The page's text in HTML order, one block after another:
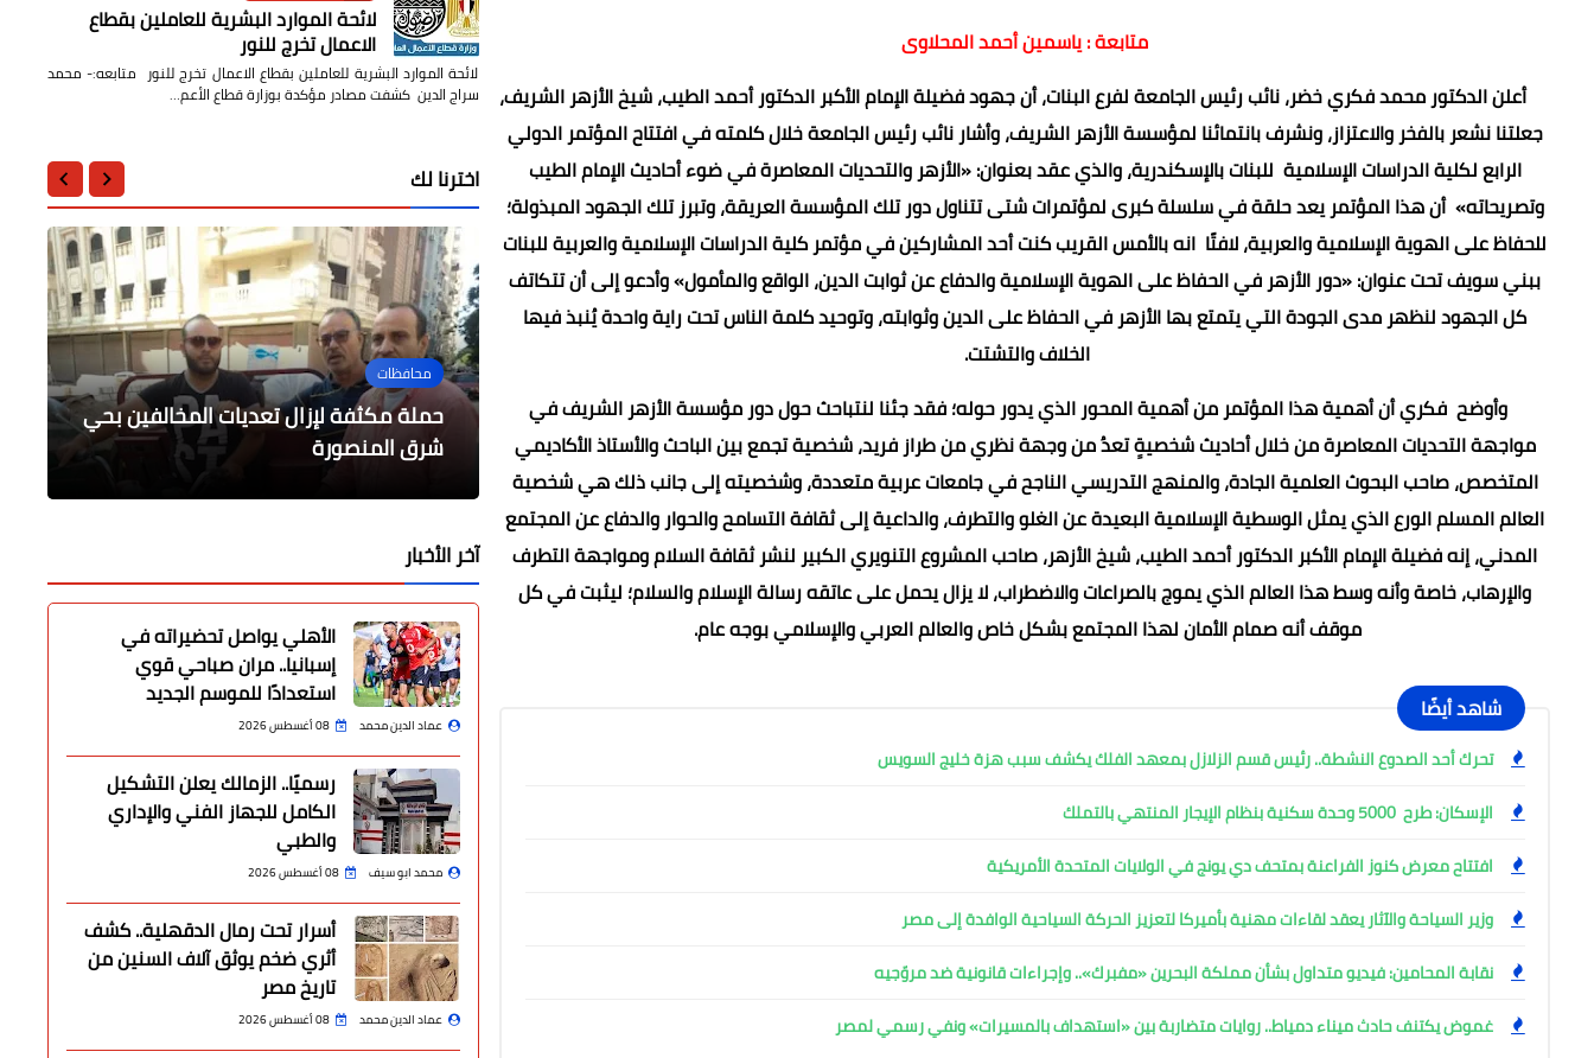
متابعة : ياسمين أحمد المحلاوى
أعلن الدكتور محمد فكري خضر، نائب رئيس الجامعة لفرع البنات، أن جهود فضيلة الإمام الأكبر الدكتور أحمد الطيب، شيخ الأزهر الشريف،
جعلتنا نشعر بالفخر والاعتزاز، ونشرف بانتمائنا لمؤسسة الأزهر الشريف، وأشار نائب رئيس الجامعة خلال كلمته في افتتاح المؤتمر الدولي
الرابع لكلية الدراسات الإسلامية للبنات بالإسكندرية، والذي عقد بعنوان: «الأزهر والتحديات المعاصرة في ضوء أحاديث الإمام الطيب
وتصريحاته» أن هذا المؤتمر يعد حلقة في سلسلة كبرى لمؤتمرات شتى تتناول دور تلك المؤسسة العريقة، وتبرز تلك الجهود المبذولة؛
للحفاظ على الهوية الإسلامية والعربية، لافتًا انه بالأمس القريب كنت أحد المشاركين في مؤتمر كلية الدراسات الإسلامية والعربية للبنات
ببني سويف تحت عنوان: «دور الأزهر في الحفاظ على الهوية الإسلامية والدفاع عن ثوابت الدين، الواقع والمأمول» وأدعو إلى أن تتكاتف
كل الجهود لنظهر مدى الجودة التي يتمتع بها الأزهر في الحفاظ على الدين وثوابته، وتوحيد كلمة الناس تحت راية واحدة يُنبذ فيها
الخلاف والتشتت.
وأوضح فكري أن أهمية هذا المؤتمر من أهمية المحور الذي يدور حوله؛ فقد جئنا لنتباحث حول دور مؤسسة الأزهر الشريف في
مواجهة التحديات المعاصرة من خلال أحاديث شخصيةٍ تعدُ من وجهة نظري من طراز فريد، شخصية تجمع بين الباحث والأستاذ الأكاديمي
المتخصص، صاحب البحوث العلمية الجادة، والمنهج التدريسي الناجح في جامعات عربية متعددة، وشخصيته إلى جانب ذلك هي شخصية
العالم المسلم الورع الذي يمثل الوسطية الإسلامية البعيدة عن الغلو والتطرف، والداعية إلى ثقافة التسامح والحوار والدفاع عن المجتمع
المدني، إنه فضيلة الإمام الأكبر الدكتور أحمد الطيب، شيخ الأزهر، صاحب المشروع التنويري الكبير لنشر ثقافة السلام ومواجهة التطرف
والإرهاب، خاصة وأنه وسط هذا العالم الذي يموج بالصراعات والاضطراب، لا يزال يحمل على عاتقه رسالة الإسلام والسلام؛ ليثبت في كل
موقف أنه صمام الأمان لهذا المجتمع بشكل خاص والعالم العربي والإسلامي بوجه عام.
شاهد أيضًا
تحرك أحد الصدوع النشطة.. رئيس قسم الزلازل بمعهد الفلك يكشف سبب هزة خليج السويس
الإسكان: طرح 5000 وحدة سكنية بنظام الإيجار المنتهي بالتملك
افتتاح معرض كنوز الفراعنة بمتحف دي يونج في الولايات المتحدة الأمريكية
وزير السياحة والآثار يعقد لقاءات مهنية بأميركا لتعزيز الحركة السياحية الوافدة إلى مصر
نقابة المحامين: فيديو متداول بشأن مملكة البحرين «مفبرك».. وإجراءات قانونية ضد مروّجيه
غموض يكتنف حادث ميناء دمياط.. روايات متضاربة بين «استهداف بالمسيرات» ونفي رسمي لمصر
لائحة الموارد البشرية للعاملين بقطاع
الاعمال تخرج للنور
لائحة الموارد البشرية للعاملين بقطاع الاعمال تخرج للنور متابعه:- محمد
سراج الدين كشفت مصادر مؤكدة بوزارة قطاع الأعم…
اخترنا لك
31 أغسطس 2021
محافظات
حملة مكثفة لإزال تعديات المخالفين بحي
شرق المنصورة
31 أغسطس 2021
محافظات
رئيس المجلس يقود حملة مكثفة لرفع
الأتربة بطلخا
31 أغسطس 2021
محافظات
متابعة لمبادرة حياة كريمة بشبين
القناطر
31 أغسطس 2021
أخبار مصر
رئيس الوزراء يستعرض تقرير وكالة فيتش
31 أغسطس 2021
محافظات
مختار خلال الإجتماع برؤساء الأحياء و
مراكز المنصورة
آخر الأخبار
الأهلي يواصل تحضيراته في
إسبانيا.. مران صباحي قوي
استعدادًا للموسم الجديد
عماد الدين محمد 08 أغسطس 2026
رسميًا.. الزمالك يعلن التشكيل
الكامل للجهاز الفني والإداري
والطبي
محمد ابو سيف 08 أغسطس 2026
أسرار تحت رمال الدقهلية.. كشف
أثري ضخم يوثق آلاف السنين من
تاريخ مصر
عماد الدين محمد 08 أغسطس 2026